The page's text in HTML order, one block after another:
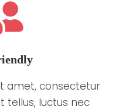
amet, consectetur
tellus, luctus nec